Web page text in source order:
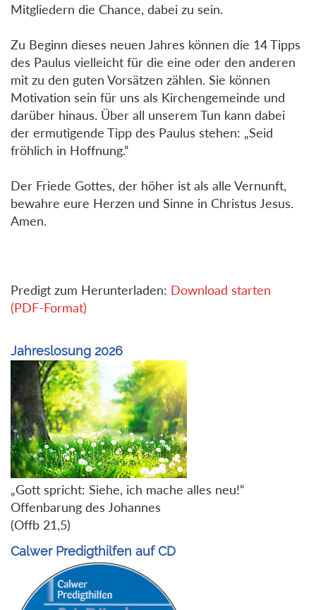
Mitgliedern die Chance, dabei zu sein.
Zu Beginn dieses neuen Jahres können die 14 Tipps
des Paulus vielleicht für die eine oder den anderen
mit zu den guten Vorsätzen zählen. Sie können
Motivation sein für uns als Kirchengemeinde und
darüber hinaus. Über all unserem Tun kann dabei
der ermutigende Tipp des Paulus stehen: „Seid
fröhlich in Hoffnung.“
Der Friede Gottes, der höher ist als alle Vernunft,
bewahre eure Herzen und Sinne in Christus Jesus.
Amen.
Predigt zum Herunterladen: Download starten
(PDF-Format)
Jahreslosung 2026
„Gott spricht: Siehe, ich mache alles neu!“
Offenbarung des Johannes
(Offb 21,5)
Calwer Predigthilfen auf CD